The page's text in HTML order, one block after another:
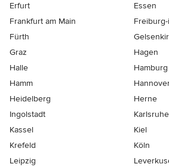
Erfurt
Essen
Frankfurt am Main
Fürth
Graz
Hagen
Halle
Hamburg
Hamm
Heidelberg
Herne
Ingolstadt
Karlsruhe
Kassel
Kiel
Krefeld
Köln
Leipzig